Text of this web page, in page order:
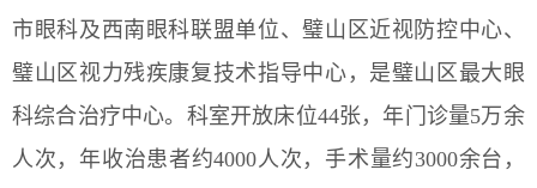
市眼科及西南眼科联盟单位、璧山区近视防控中心、
璧山区视力残疾康复技术指导中心，是璧山区最大眼
科综合治疗中心。 科室开放床位44张，年门诊量5万余
人次，年收治患者约4000人次，手术量约3000余台，